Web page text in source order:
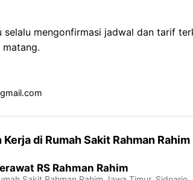
selalu mengonfirmasi jadwal dan tarif
di Rumah Sakit Rahman Rahim
RS Rahman Rahim